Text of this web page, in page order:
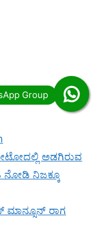
ಅಡಗಿರುವ
ನೋಡಿ ನಿಜಕ್ಕೂ
ಮಾನ್ಸೂನ್ ರಾಗ